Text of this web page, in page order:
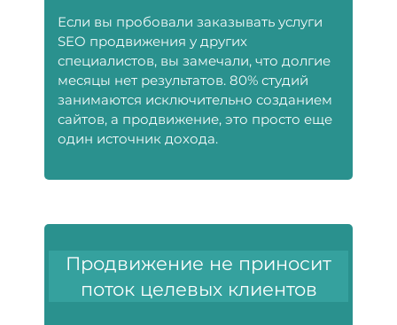
Если вы пробовали заказывать услуги
SEO продвижения у других
специалистов, вы замечали, что долгие
месяцы нет результатов. 80% студий
занимаются исключительно созданием
сайтов, а продвижение, это просто еще
один источник дохода.
Продвижение не приносит
поток целевых клиентов